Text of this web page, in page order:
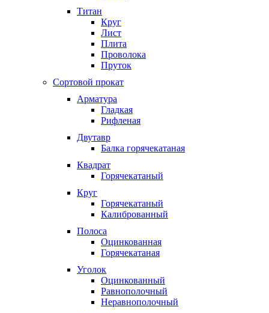
Титан
Круг
Лист
Плита
Проволока
Пруток
Сортовой прокат
Арматура
Гладкая
Рифленая
Двутавр
Балка горячекатаная
Квадрат
Горячекатаный
Круг
Горячекатаный
Калиброванный
Полоса
Оцинкованная
Горячекатаная
Уголок
Оцинкованный
Равнополочный
Неравнополочный